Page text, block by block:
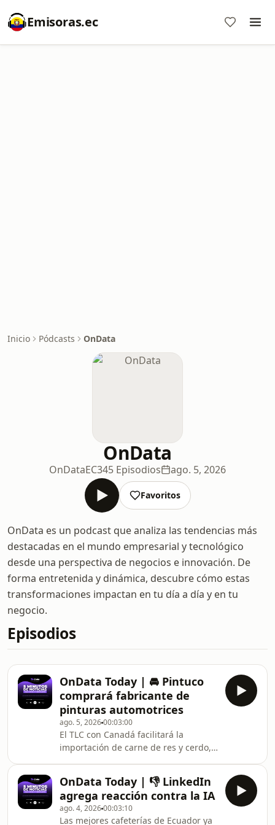
Emisoras.ec
Inicio Pódcasts OnData
OnData
OnDataEC345 Episodios ago. 5, 2026
Favoritos
OnData es un podcast que analiza las tendencias más
destacadas en el mundo empresarial y tecnológico
desde una perspectiva de negocios e innovación. De
forma entretenida y dinámica, descubre cómo estas
transformaciones impactan en tu día a día y en tu
negocio.
Episodios
OnData Today | 🚘 Pintuco
comprará fabricante de
pinturas automotrices
ago. 5, 202600:03:00
El TLC con Canadá facilitará la
importación de carne de res y cerdo,
sigue en terreno optimista, Pintuco
compra Axalta, Google presentó
Gemini Robotics 2 y Oreo junto a KFC
sorprendieron en China con una
OnData Today | 👎 LinkedIn
agrega reacción contra la IA
ago. 4, 202600:03:10
Las mejores cafeterías de Ecuador ya